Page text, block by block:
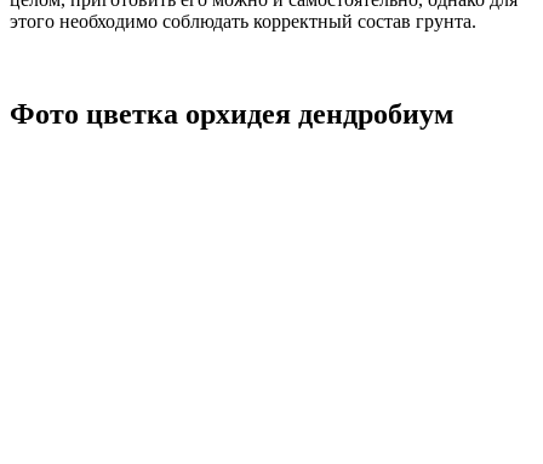
этого необходимо соблюдать корректный состав грунта.
Фото цветка орхидея дендробиум